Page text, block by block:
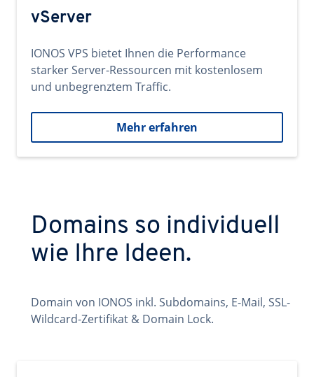
vServer
IONOS VPS bietet Ihnen die Performance
starker Server-Ressourcen mit kostenlosem
und unbegrenztem Traffic.
Mehr erfahren
Domains so individuell
wie Ihre Ideen.
Domain von IONOS inkl. Subdomains, E-Mail, SSL-
Wildcard-Zertifikat & Domain Lock.